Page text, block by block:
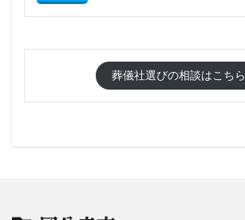
葬儀社選びの相談はこちら